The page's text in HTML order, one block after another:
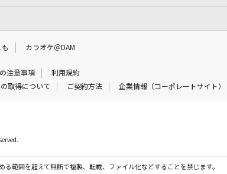
カラオケ＠DAM
注意事項
利用規約
取得について ご契約方法 企業情報（コーポレートサイト）
範囲を超えて無断で複製、転載、ファイル化などすることを禁じます。